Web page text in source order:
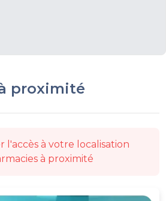
proximité
l'accès à votre localisation
à proximité